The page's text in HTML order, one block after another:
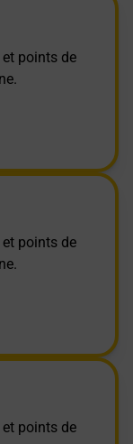
points de
points de
points de